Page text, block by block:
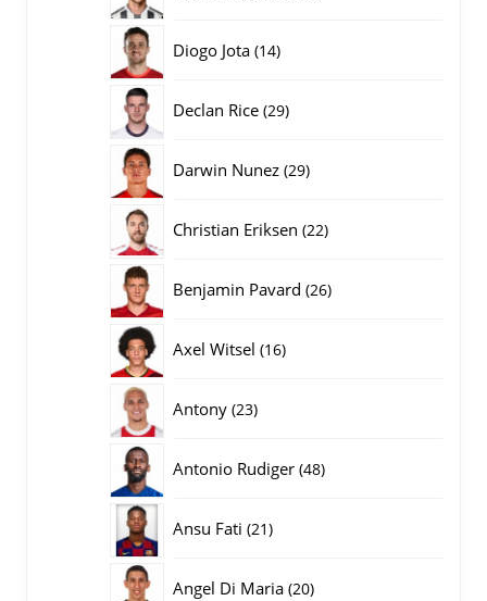
Diogo Jota 1414
Declan Rice 2929
Darwin Nunez 2929
Christian Eriksen 2222
Benjamin Pavard 2626
Axel Witsel 1616
Antony 2323
Antonio Rudiger 4848
Ansu Fati 2121
Angel Di Maria 2020